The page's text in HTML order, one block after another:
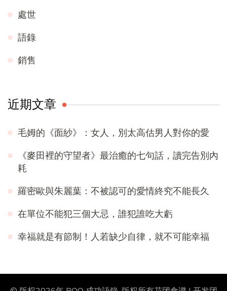
處世
語錄
銷售
近期文章
毛姆的《面紗》：女人，別太高估男人對你的愛
《麥田裡的守望者》最治癒的七句話，讀完告別內
耗
羅密歐與朱麗葉：不被認可的愛情終究不能長久
在單位不能犯三個大忌，誰犯誰吃大虧
幸福就是有節制！人若缺少自律，就不可能幸福